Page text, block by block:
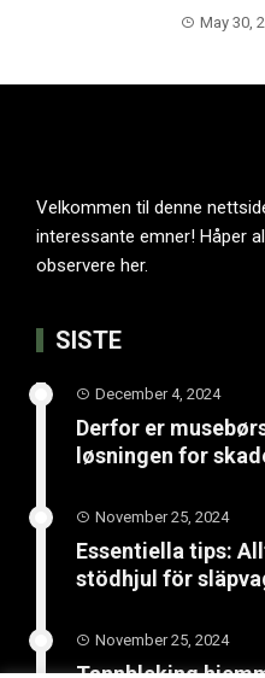
May 30,
Velkommen til denne
interessante emner! Håper
observere her.
SISTE
December 4, 2024
Derfor er
løsningen for
November 25, 2024
Essentiella tips:
stödhjul för
November 25, 2024